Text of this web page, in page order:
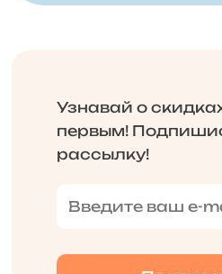
Узнавай о
первым!
рассылку!